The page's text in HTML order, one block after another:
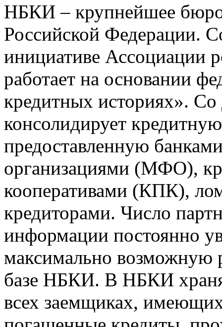
НБКИ – крупнейшее
Российской Федерации.
инициативе Ассоциации
работает на основании
кредитных историях».
консолидирует
предоставленную
организациями (МФО),
кооперативами (КПК),
кредиторами. Число
информации постоянно
максимально возможную
базе НБКИ. В НБКИ
всех заемщиках,